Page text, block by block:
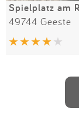
49744 Geeste